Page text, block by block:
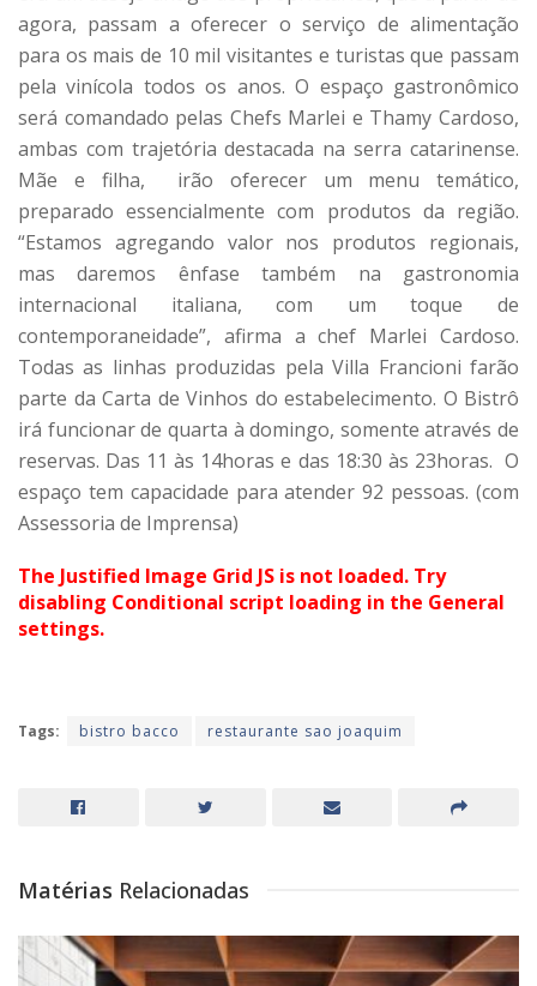
agora, passam a oferecer o serviço de alimentação
para os mais de 10 mil visitantes e turistas que passam
pela vinícola todos os anos. O espaço gastronômico
será comandado pelas Chefs Marlei e Thamy Cardoso,
ambas com trajetória destacada na serra catarinense.
Mãe e filha, irão oferecer um menu temático,
preparado essencialmente com produtos da região.
“Estamos agregando valor nos produtos regionais,
mas daremos ênfase também na gastronomia
internacional italiana, com um toque de
contemporaneidade”, afirma a chef Marlei Cardoso.
Todas as linhas produzidas pela Villa Francioni farão
parte da Carta de Vinhos do estabelecimento. O Bistrô
irá funcionar de quarta à domingo, somente através de
reservas. Das 11 às 14horas e das 18:30 às 23horas. O
espaço tem capacidade para atender 92 pessoas. (com
Assessoria de Imprensa)
The Justified Image Grid JS is not loaded. Try
disabling Conditional script loading in the General
settings.
Tags: bistro bacco restaurante sao joaquim
Matérias Relacionadas